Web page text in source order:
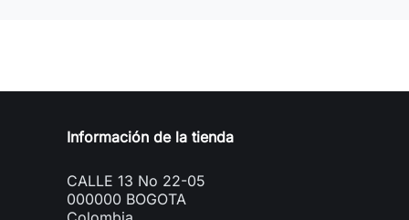
Información de la tienda
CALLE 13 No 22-05
000000 BOGOTA